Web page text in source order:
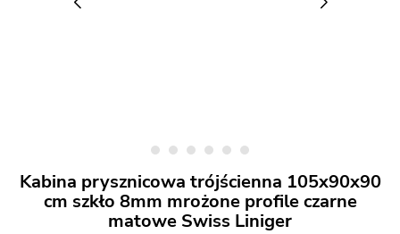
Kabina prysznicowa trójścienna 105x90x90
cm szkło 8mm mrożone profile czarne
matowe Swiss Liniger